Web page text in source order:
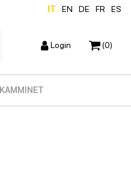
IT EN DE FR ES
Login (0)
KAMMINET